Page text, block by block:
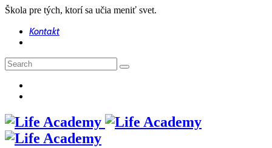
Škola pre tých, ktorí sa učia meniť svet.
Kontakt